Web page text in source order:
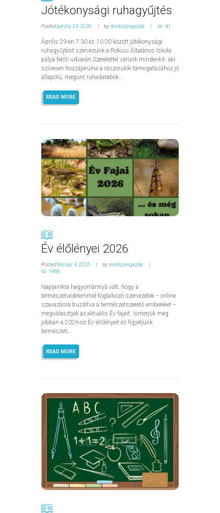
Jótékonysági ruhagyűjtés
Postedáprilis 24, 2026 by rendszergazda 41
Április 29-én 7:30 és 10:00 között jótékonysági
ruhagyűjtést szervezünk a Rókusi Általános Iskola
pálya felőli udvarán.Szeretettel várunk mindenkit, aki
szívesen hozzájárulna a rászorulók támogatásához jó
állapotú, megunt ruhadarabok...
READ MORE
Év élőlényei 2026
Postedfebruár 4, 2026 by rendszergazda
1966
Napjainkra hagyománnyá vált, hogy a
természetvédelemmel foglalkozó szervezetek − online
szavazásra buzdítva a természetszerető embereket −
megválasztják az aktuális Év fajait. Ismerjük meg
jobban a 2026-os Év élőlényeit és figyeljünk
természeti...
READ MORE